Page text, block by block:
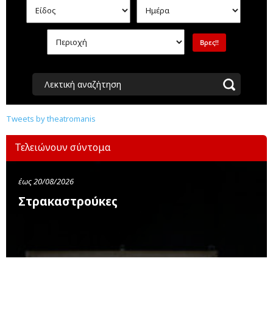
Λεκτική αναζήτηση
Tweets by theatromanis
Τελειώνουν σύντομα
έως 20/08/2026
Στρακαστρούκες